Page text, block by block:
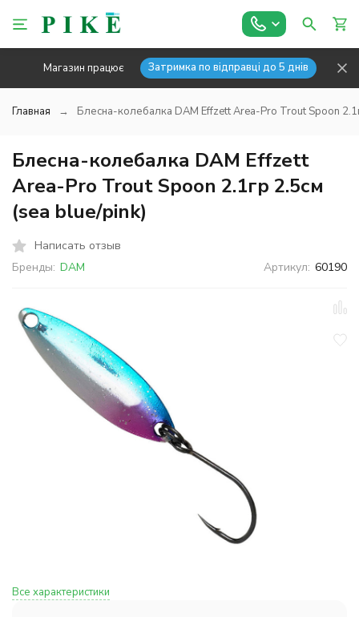
Магазин працює Затримка по відправці до 5 днів
Главная Блесна-колебалка DAM Effzett Area-Pro Trout Spoon
Блесна-колебалка DAM Effzett
Area-Pro Trout Spoon 2.1гр 2.5см
(sea blue/pink)
Написать отзыв
Бренды: DAM Артикул: 60190
Все характеристики